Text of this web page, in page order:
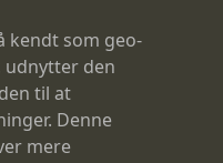
kendt som geo-
udnytter den
til at
Denne
mere